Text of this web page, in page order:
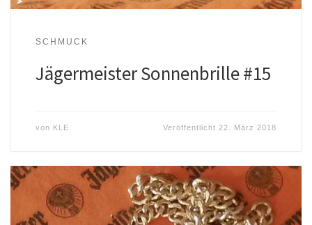
SCHMUCK
Jägermeister Sonnenbrille #15
von KLE Veröffentlicht 22. März 2018